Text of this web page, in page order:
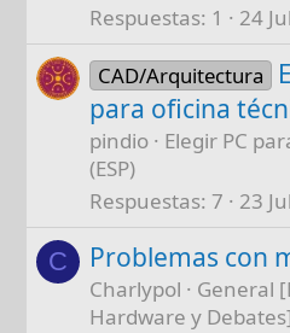
Respuestas 1 24
CAD/Arquitectura
para oficina
pindio
Elegir PC
(ESP)
Respuestas 7 23
C Problemas con
Charlypol
General
Hardware y Debates]